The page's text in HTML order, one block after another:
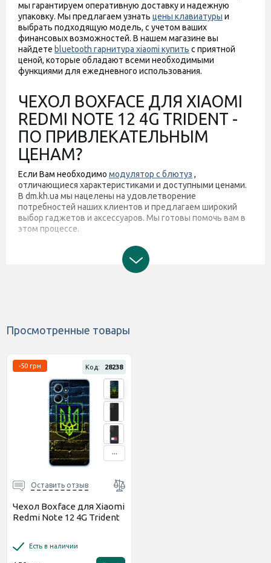
мы гарантируем оперативную доставку и надежную
упаковку. Мы предлагаем узнать цены клавиатуры и
выбрать подходящую модель, с учетом ваших
финансовых возможностей. В нашем магазине вы
найдете bluetooth гарнитура xiaomi купить с приятной
ценой, которые обладают всеми необходимыми
функциями для ежедневного использования.
ЧЕХОЛ BOXFACE ДЛЯ XIAOMI
REDMI NOTE 12 4G TRIDENT -
ПО ПРИВЛЕКАТЕЛЬНЫМ
ЦЕНАМ?
Если Вам необходимо модулятор с блютуз ,
отличающиеся характеристиками и доступными ценами.
В dm.kh.ua мы нацелены на удовлетворение
потребностей наших клиентов и предлагаем широкий
выбор гаджетов и аксессуаров. Мы готовы помочь вам в
этом процессе.
Просмотренные товары
...
Код: 28238
-50 грн
Оставить отзыв
Чехол Boxface для Xiaomi
Redmi Note 12 4G Trident
Есть в наличии